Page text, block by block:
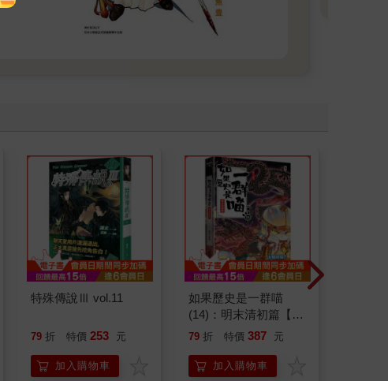
特殊傳說Ⅲ vol.11
79 折 特價 253 元
加入購物車
如果歷史是一群喵
(14)：明末清初篇【萌
貓漫畫學歷史】
79 折 特價 387 元
加入購物車